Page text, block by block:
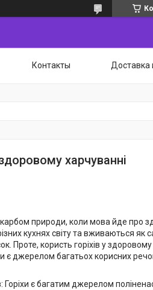
Контакты Доставка
харчуванні
природи, коли мова йде про
кухнях світу та вживаються як
Проте, користь горіхів у
є джерелом багатьох корисних
Горіхи є багатим джерелом